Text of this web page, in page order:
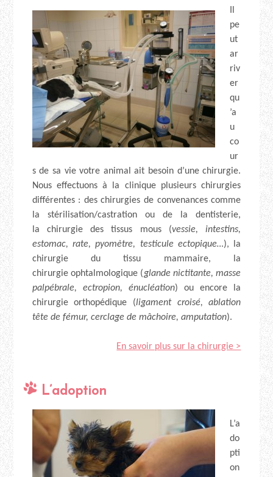
pe
ut
ar
riv
er
qu
’a
u
co
ur
s de sa vie votre animal ait besoin d’une chirurgie.
Nous effectuons à la clinique plusieurs chirurgies
différentes : des chirurgies de convenances comme
la stérilisation/castration ou de la dentisterie,
la chirurgie des tissus mous (vessie, intestins,
estomac, rate, pyomètre, testicule ectopique…), la
chirurgie du tissu mammaire, la
chirurgie ophtalmologique (glande nictitante, masse
palpébrale, ectropion, énucléation) ou encore la
chirurgie orthopédique (ligament croisé, ablation
tête de fémur, cerclage de mâchoire, amputation).
En savoir plus sur la chirurgie >
L’adoption
L’a
do
pti
on